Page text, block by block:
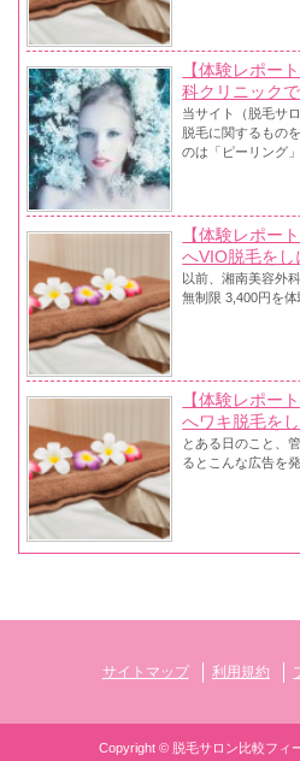
【体験レポー
科クリニック
当サイト（脱毛サ
脱毛に関するもの
のは「ピーリング」
【体験レポー
へVIO脱毛を
以前、湘南美容外
無制限 3,400円を体
【体験レポー
へワキ脱毛を
とある日のこと、
るとこんな広告を
サイトマップ 利用規約
Copyright © 脱毛サロン比較フィ